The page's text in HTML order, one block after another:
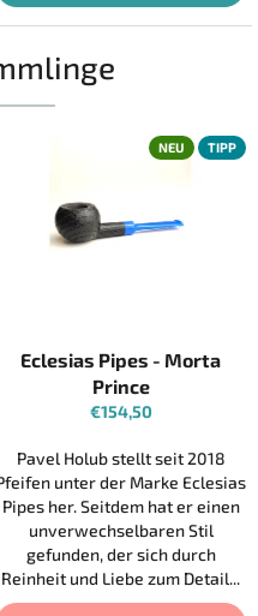
NEU TIPP
Eclesias Pipes - Morta
Prince
€154,50
Pavel Holub stellt seit 2018
unter der Marke Eclesias
Pipes her. Seitdem hat er einen
unverwechselbaren Stil
gefunden, der sich durch
Reinheit und Liebe zum Detail...